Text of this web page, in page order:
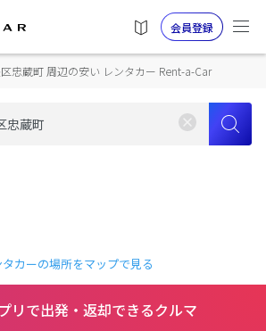
会員登録
忠蔵町 周辺の安い レンタカー Rent-a-Car
タカーの場所をマップで見る
リで出発・返却できるクルマ